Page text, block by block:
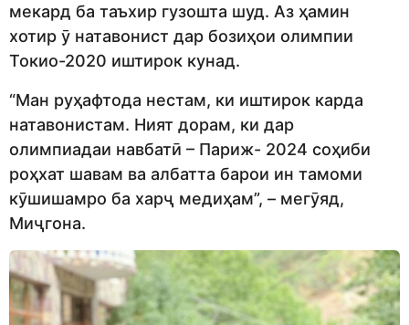
мекард ба таъхир гузошта шуд. Аз ҳамин
хотир ӯ натавонист дар бозиҳои олимпии
Токио-2020 иштирок кунад.
“Ман руҳафтода нестам, ки иштирок карда
натавонистам. Ният дорам, ки дар
олимпиадаи навбатӣ – Париж- 2024 соҳиби
роҳхат шавам ва албатта барои ин тамоми
кӯшишамро ба харҷ медиҳам”, – мегӯяд,
Миҷгона.